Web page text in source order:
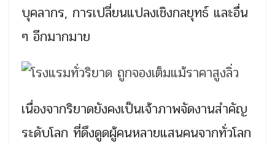
บุคลากร, การเปลี่ยนแปลงเชิงกลยุทธ์ และอื่น
ๆ อีกมากมาย
เนื่องจากริยาดยังคงเป็นเจ้าภาพจัดงานสำคัญ
ระดับโลก ที่ดึงดูดผู้คนหลายแสนคนจากทั่วโลก